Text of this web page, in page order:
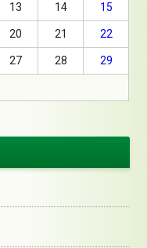
13 14 15
20 21 22
27 28 29